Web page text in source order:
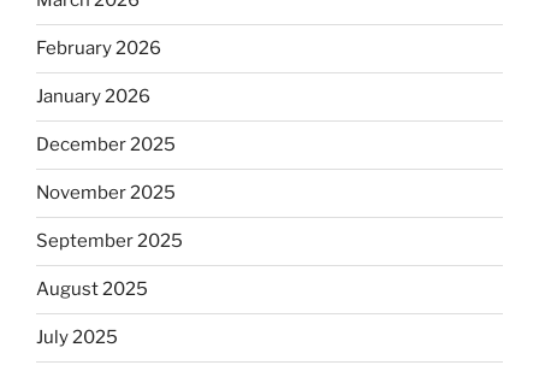
February 2026
January 2026
December 2025
November 2025
September 2025
August 2025
July 2025